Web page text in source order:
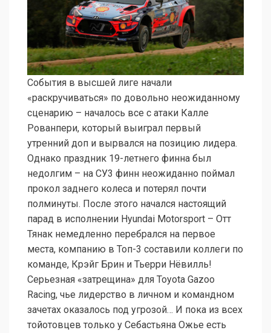
События в высшей лиге начали
«раскручиваться» по довольно неожиданному
сценарию – началось все с атаки Калле
Рованпери, который выиграл первый
утренний доп и вырвался на позицию лидера.
Однако праздник 19-летнего финна был
недолгим – на СУ3 финн неожиданно поймал
прокол заднего колеса и потерял почти
полминуты. После этого начался настоящий
парад в исполнении Hyundai Motorsport – Отт
Тянак немедленно перебрался на первое
места, компанию в Топ-3 составили коллеги по
команде, Крэйг Брин и Тьерри Нёвилль!
Серьезная «затрещина» для Toyota Gazoo
Racing, чье лидерство в личном и командном
зачетах оказалось под угрозой… И пока из всех
тойотовцев только у Себастьяна Ожье есть